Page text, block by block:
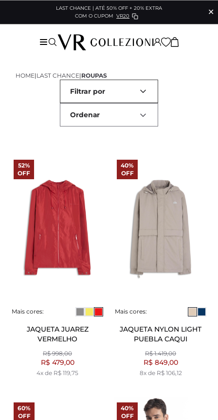
LAST CHANCE | ATÉ 50% OFF + 20% EXTRA
COM O CUPOM VR20 ✕
HOME|LAST CHANCE|ROUPAS
Filtrar por
Mais cores:
JAQUETA JUAREZ
VERMELHO
R$ 998,00
R$ 479,00
4x de R$ 119,75
52%
OFF
Mais cores:
JAQUETA NYLON LIGHT
PUEBLA CAQUI
R$ 1.419,00
R$ 849,00
8x de R$ 106,12
40%
OFF
60%
OFF
40%
OFF